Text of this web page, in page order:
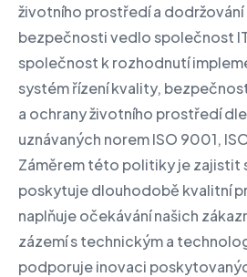
životního prostředí a
bezpečnosti vedlo společnost
společnost k rozhodnutí
systém řízení kvality,
a ochrany životního prostředí
uznávaných norem ISO 9001,
Záměrem této politiky je zajistit
poskytuje dlouhodobě kvalitní
naplňuje očekávání našich
zázemí s technickým a
podporuje inovaci